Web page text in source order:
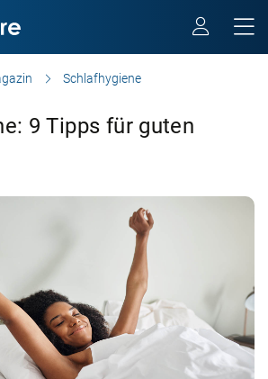
Schlafhygiene
9 Tipps für guten